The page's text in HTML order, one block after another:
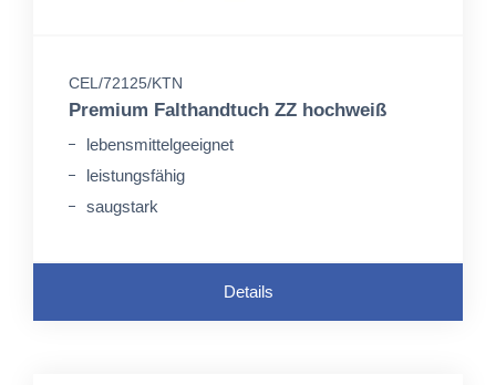
CEL/72125/KTN
Premium Falthandtuch ZZ hochweiß
lebensmittelgeeignet
leistungsfähig
saugstark
Details